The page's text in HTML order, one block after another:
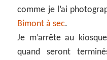
comme je l’ai
Bimont à sec.
Je m’arrête au
quand seront